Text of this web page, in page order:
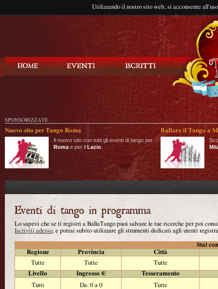
Utilizzando il nostro sito web, si acconsente
SPONSORIZZATE
Nuovo sito per Tango Roma
Il nuovo sito con tutti gli eventi di tango per
Roma e per il Lazio
Ballare il Tango a
Lo sapevi che se ti registri a BallaTango puoi salvare le tue ricerche per poi
Iscriviti adesso, e potrai subito utilizzare gli strumenti dedicati agli utenti
Stai
Regione
Provincia
Città
Tutte
Tutte
Tutte
Livello
Ingresso €
Tesseramento
Tutti
Da: 0 a 0 Tutte